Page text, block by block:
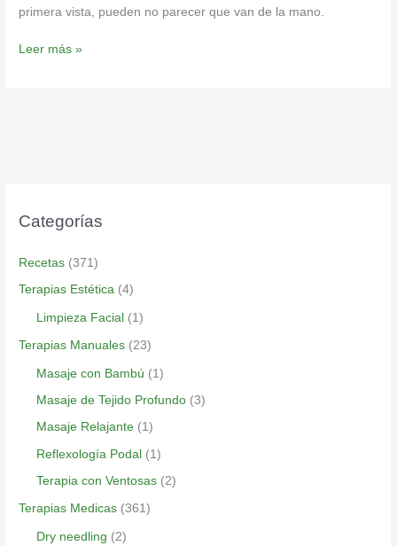
primera vista, pueden no parecer que van de la mano.
Leer más »
Categorías
Recetas (371)
Terapias Estética (4)
Limpieza Facial (1)
Terapias Manuales (23)
Masaje con Bambú (1)
Masaje de Tejido Profundo (3)
Masaje Relajante (1)
Reflexología Podal (1)
Terapia con Ventosas (2)
Terapias Medicas (361)
Dry needling (2)